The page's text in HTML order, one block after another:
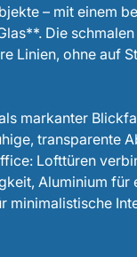
– mit einem
Die
Linien, ohne auf
markanter
transparente
Lofttüren
Aluminium für
minimalistische